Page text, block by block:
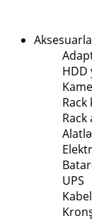
HDD
Rack
UPS